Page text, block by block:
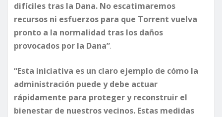
difíciles tras la Dana. No escatimaremos
recursos ni esfuerzos para que Torrent vuelva
pronto a la normalidad tras los daños
provocados por la Dana”.
“Esta iniciativa es un claro ejemplo de cómo la
administración puede y debe actuar
rápidamente para proteger y reconstruir el
bienestar de nuestros vecinos. Estas medidas